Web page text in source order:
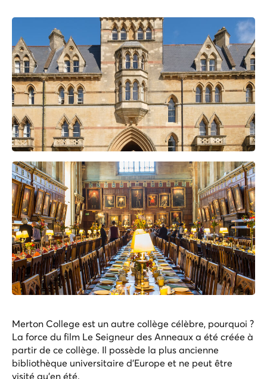
Merton College est un autre collège célèbre, pourquoi ?
La force du film Le Seigneur des Anneaux a été créée à
partir de ce collège. Il possède la plus ancienne
bibliothèque universitaire d'Europe et ne peut être
visité qu'en été.